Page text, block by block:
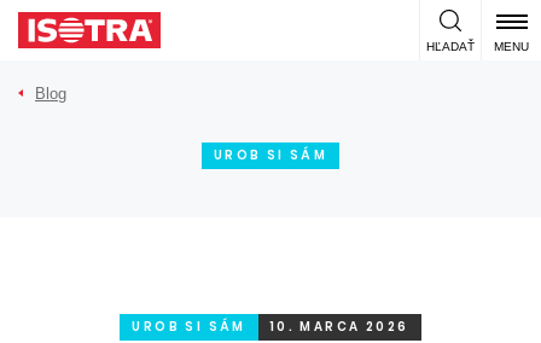
Preskočiť na obsah
HĽADAŤ MENU
Blog
UROB SI SÁM
UROB SI SÁM 10. MARCA 2026